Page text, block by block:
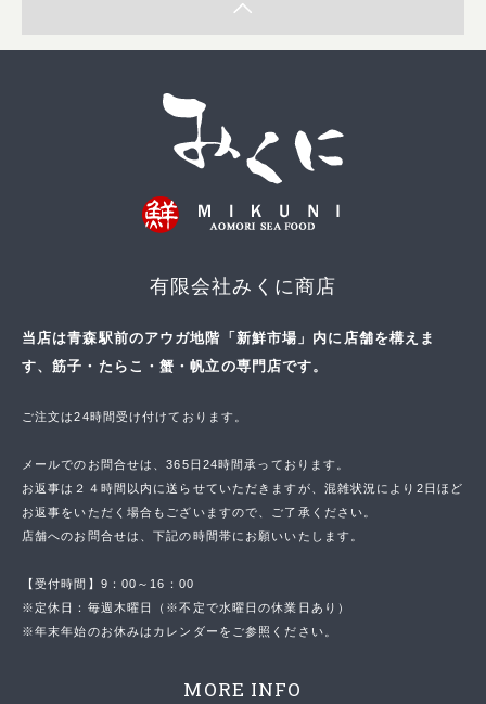
有限会社みくに商店
当店は青森駅前のアウガ地階「新鮮市場」内に店舗を構えま
す、筋子・たらこ・蟹・帆立の専門店です。
ご注文は24時間受け付けております。
メールでのお問合せは、365日24時間承っております。
お返事は２４時間以内に送らせていただきますが、混雑状況により2日ほど
お返事をいただく場合もございますので、ご了承ください。
店舗へのお問合せは、下記の時間帯にお願いいたします。
【受付時間】9：00～16：00
※定休日：毎週木曜日（※不定で水曜日の休業日あり）
※年末年始のお休みはカレンダーをご参照ください。
MORE INFO